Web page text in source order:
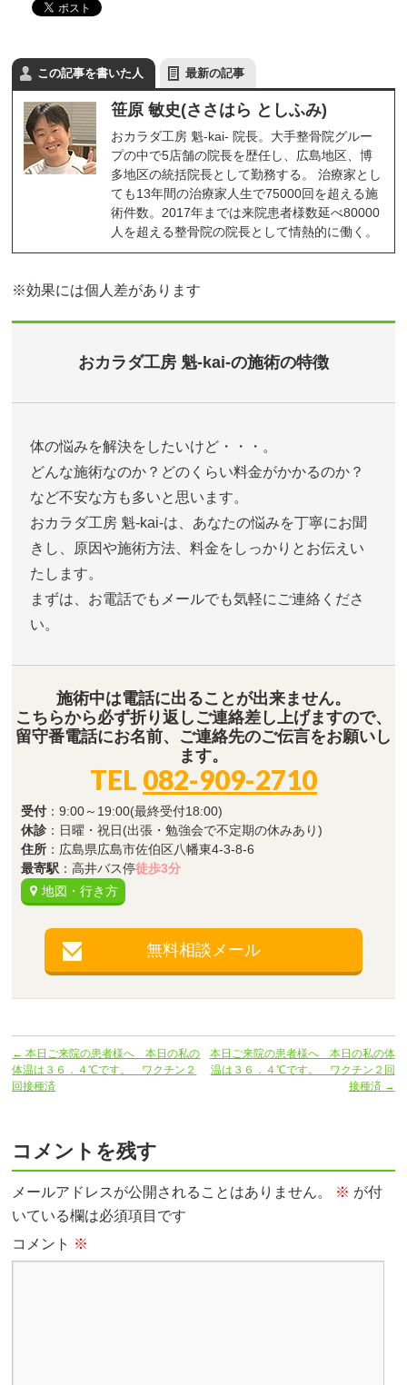
この記事を書いた人 最新の記事
笹原 敏史(ささはら としふみ)
おカラダ工房 魁-kai- 院長。大手整骨院グルー
プの中で5店舗の院長を歴任し、広島地区、博
多地区の統括院長として勤務する。 治療家とし
ても13年間の治療家人生で75000回を超える施
術件数。2017年までは来院患者様数延べ80000
人を超える整骨院の院長として情熱的に働く。
※効果には個人差があります
おカラダ工房 魁-kai-の施術の特徴
体の悩みを解決をしたいけど・・・。
どんな施術なのか？どのくらい料金がかかるのか？
など不安な方も多いと思います。
おカラダ工房 魁-kai-は、あなたの悩みを丁寧にお聞
きし、原因や施術方法、料金をしっかりとお伝えい
たします。
まずは、お電話でもメールでも気軽にご連絡くださ
い。
施術中は電話に出ることが出来ません。
こちらから必ず折り返しご連絡差し上げますので、
留守番電話にお名前、ご連絡先のご伝言をお願いし
ます。
TEL 082-909-2710
受付 ：9:00～19:00(最終受付18:00)
休診 ：日曜・祝日(出張・勉強会で不定期の休みあり)
住所 ：広島県広島市佐伯区八幡東4-3-8-6
最寄駅 ：高井バス停徒歩3分
地図・行き方
無料相談メール
← 本日ご来院の患者様へ 本日の私の
体温は３６．４℃です。 ワクチン２
回接種済
本日ご来院の患者様へ 本日の私の体
温は３６．４℃です。 ワクチン２回
接種済 →
コメントを残す
メールアドレスが公開されることはありません。 ※ が付
いている欄は必須項目です
コメント ※